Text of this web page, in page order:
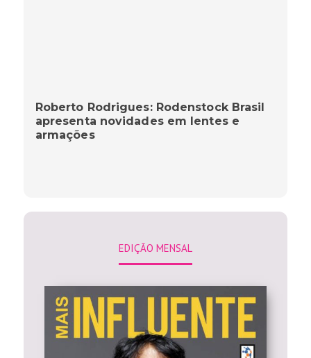
Roberto Rodrigues: Rodenstock Brasil
apresenta novidades em lentes e
armações
EDIÇÃO MENSAL